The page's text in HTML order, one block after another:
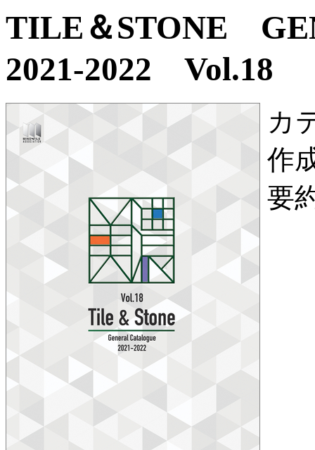
TILE＆STONE
2021-2022 Vol.18
カ
作
要